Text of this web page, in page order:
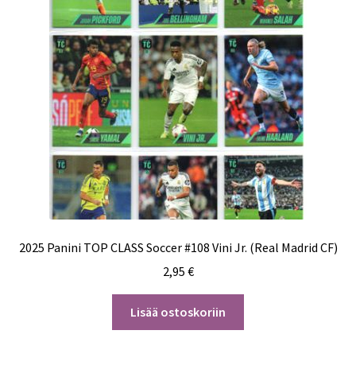
2025 Panini TOP CLASS Soccer #108 Vini Jr. (Real Madrid CF)
2,95 €
Lisää ostoskoriin